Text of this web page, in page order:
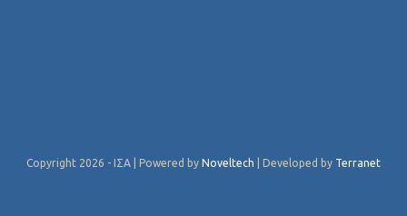
Copyright 2026 - ΙΣΑ | Powered by Noveltech | Developed by Terranet